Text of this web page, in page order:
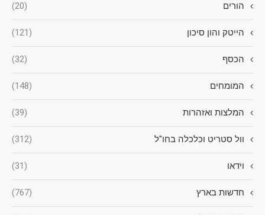
הורים (20)
הייטק והון סיכון (121)
הכסף (32)
המומחים (148)
המלצות ואזהרות (39)
וול סטריט וכלכלה בחו"ל (312)
וידאו (31)
חדשות בארץ (767)